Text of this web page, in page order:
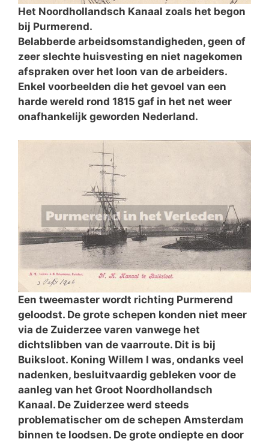
Het Noordhollandsch Kanaal zoals het begon
bij Purmerend.
Belabberde arbeidsomstandigheden, geen of
zeer slechte huisvesting en niet nagekomen
afspraken over het loon van de arbeiders.
Enkel voorbeelden die het gevoel van een
harde wereld rond 1815 gaf in het net weer
onafhankelijk geworden Nederland.
Een tweemaster wordt richting Purmerend
geloodst. De grote schepen konden niet meer
via de Zuiderzee varen vanwege het
dichtslibben van de vaarroute. Dit is bij
Buiksloot. Koning Willem I was, ondanks veel
nadenken, besluitvaardig gebleken voor de
aanleg van het Groot Noordhollandsch
Kanaal. De Zuiderzee werd steeds
problematischer om de schepen Amsterdam
binnen te loodsen. De grote ondiepte en door